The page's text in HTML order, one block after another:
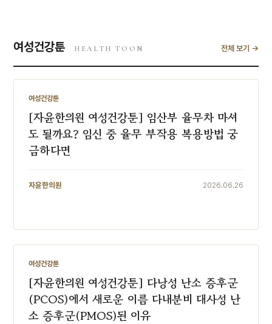
여성건강툰 HEALTH TOON 전체 보기 →
여성건강툰
여성건강툰
[자윤한의원 여성건강툰] 임산부 율무차 마셔
도 될까요? 임신 중 율무 부작용 복용방법 궁
금하다면
자윤한의원 2026.06.26
여성건강툰
여성건강툰
[자윤한의원 여성건강툰] 다낭성 난소 증후군
(PCOS)에서 새로운 이름 다내분비 대사성 난
소 증후군(PMOS)된 이유